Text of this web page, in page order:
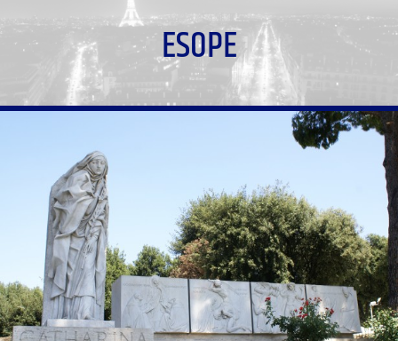
ESOPE